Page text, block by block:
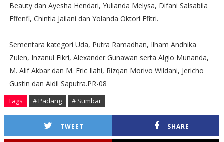
Beauty dan Ayesha Hendari, Yulianda Melysa, Difani Salsabila
Effenfi, Chintia Jailani dan Yolanda Oktori Efitri.
Sementara kategori Uda, Putra Ramadhan, Ilham Andhika
Zulen, Inzanul Fikri, Alexander Gunawan serta Algio Munanda,
M. Alif Akbar dan M. Eric Ilahi, Rizqan Morivo Wildani, Jericho
Gustin dan Aidil Saputra.PR-08
Tags # Padang # Sumbar
TWEET SHARE